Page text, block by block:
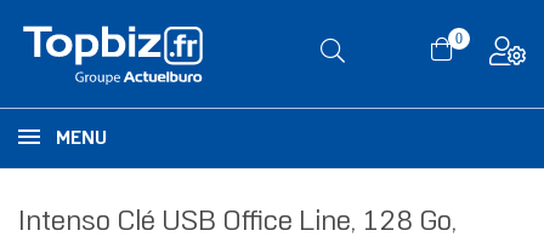
0
MENU
Intenso Clé USB Office Line, 128 Go,